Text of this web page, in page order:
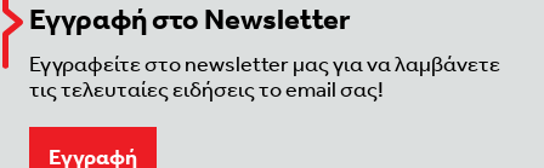
Εγγραφή στο Newsletter
Εγγραφείτε στο newsletter μας για να λαμβάνετε
τις τελευταίες ειδήσεις το email σας!
Eγγραφή